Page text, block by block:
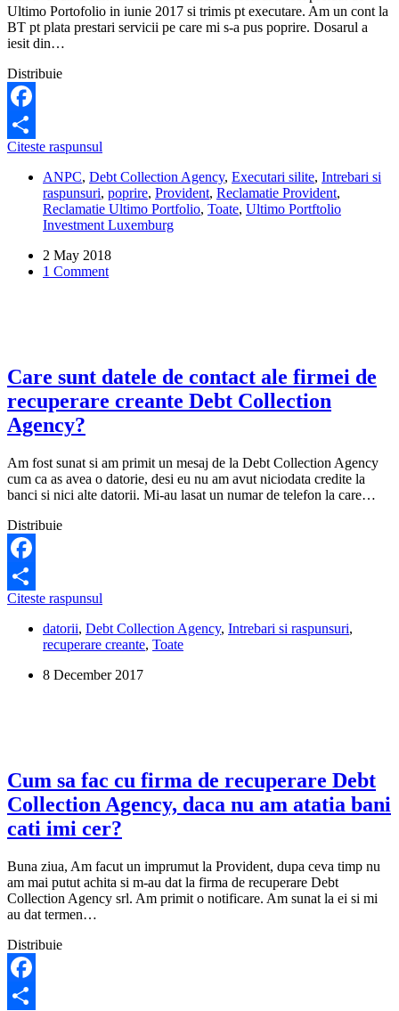
Ultimo Portofolio in iunie 2017 si trimis pt executare. Am un cont la
BT pt plata prestari servicii pe care mi s-a pus poprire. Dosarul a
iesit din…
Distribuie
Facebook
Share
Citeste raspunsul
are
dreptul
sa
ma
silit
daca
ANPC, Debt Collection Agency, Executari silite, Intrebari si
raspunsuri, poprire, Provident, Reclamatie Provident,
Reclamatie Ultimo Portfolio, Toate, Ultimo Portftolio
Investment Luxemburg
2 May 2018
1 Comment
Care sunt datele de contact ale firmei de
recuperare creante Debt Collection
Agency?
Am fost sunat si am primit un mesaj de la Debt Collection Agency
cum ca as avea o datorie, desi eu nu am avut niciodata credite la
banci si nici alte datorii. Mi-au lasat un numar de telefon la care…
Distribuie
Facebook
Share
Citeste raspunsul
datele
de
ale
Collection
Agency?
datorii, Debt Collection Agency, Intrebari si raspunsuri,
recuperare creante, Toate
8 December 2017
Cum sa fac cu firma de recuperare Debt
Collection Agency, daca nu am atatia bani
cati imi cer?
Buna ziua, Am facut un imprumut la Provident, dupa ceva timp nu
am mai putut achita si m-au dat la firma de recuperare Debt
Collection Agency srl. Am primit o notificare. Am sunat la ei si mi
au dat termen…
Distribuie
Facebook